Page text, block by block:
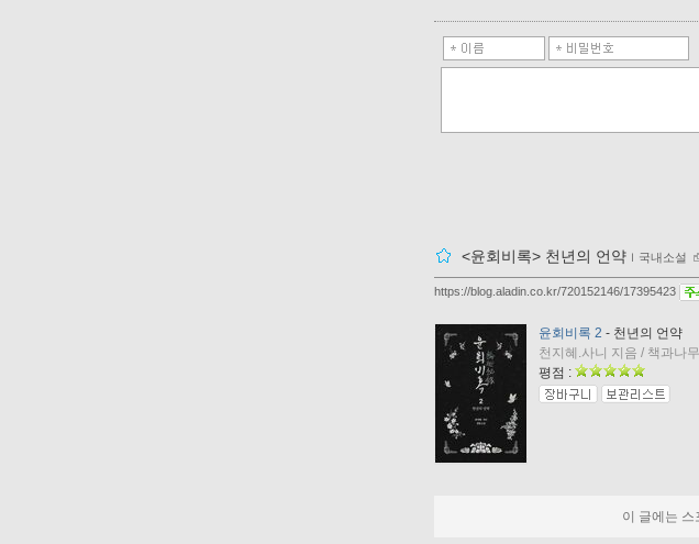
<윤회비록> 천년의 언약 ｌ 국내소설
https://blog.aladin.co.kr/720152146/17395423
윤회비록 2 - 천년의 언약
천지혜.사니 지음 / 책과나
평점 :
이 글에는